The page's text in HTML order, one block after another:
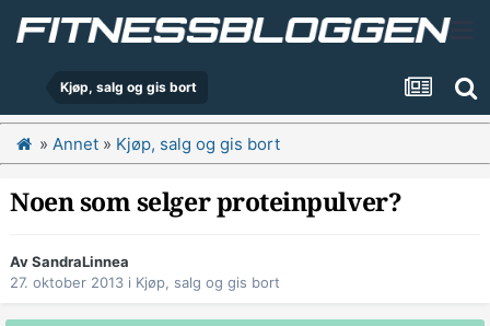
Kjøp, salg og gis bort
» Annet » Kjøp, salg og gis bort
Noen som selger proteinpulver?
AvSandraLinnea
27. oktober 2013 i Kjøp, salg og gis bort